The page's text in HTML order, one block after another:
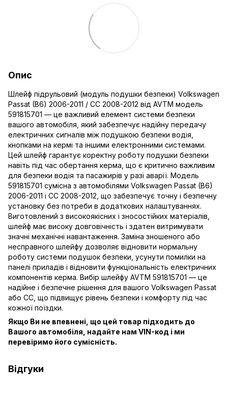
Опис
Шлейф підрульовий (модуль подушки безпеки) Volkswagen
Passat (B6) 2006-2011 / CC 2008-2012 від AVTM модель
591815701 — це важливий елемент системи безпеки
вашого автомобіля, який забезпечує надійну передачу
електричних сигналів між подушкою безпеки водія,
кнопками на кермі та іншими електронними системами.
Цей шлейф гарантує коректну роботу подушки безпеки
навіть під час обертання керма, що є критично важливим
для безпеки водія та пасажирів у разі аварії. Модель
591815701 сумісна з автомобілями Volkswagen Passat (B6)
2006-2011 і CC 2008-2012, що забезпечує точну і безпечну
установку без потреби в додаткових налаштуваннях.
Виготовлений з високоякісних і зносостійких матеріалів,
шлейф має високу довговічність і здатен витримувати
значні механічні навантаження. Заміна зношеного або
несправного шлейфу дозволяє відновити нормальну
роботу системи подушок безпеки, усунути помилки на
панелі приладів і відновити функціональність електричних
компонентів керма. Вибір шлейфу AVTM 591815701 — це
надійне і безпечне рішення для вашого Volkswagen Passat
або CC, що підвищує рівень безпеки і комфорту під час
кожної поїздки.
Якщо Ви не впевнені, що цей товар підходить до
Вашого автомобіля, надайте нам VIN-код і ми
перевіримо його сумісність.
Відгуки